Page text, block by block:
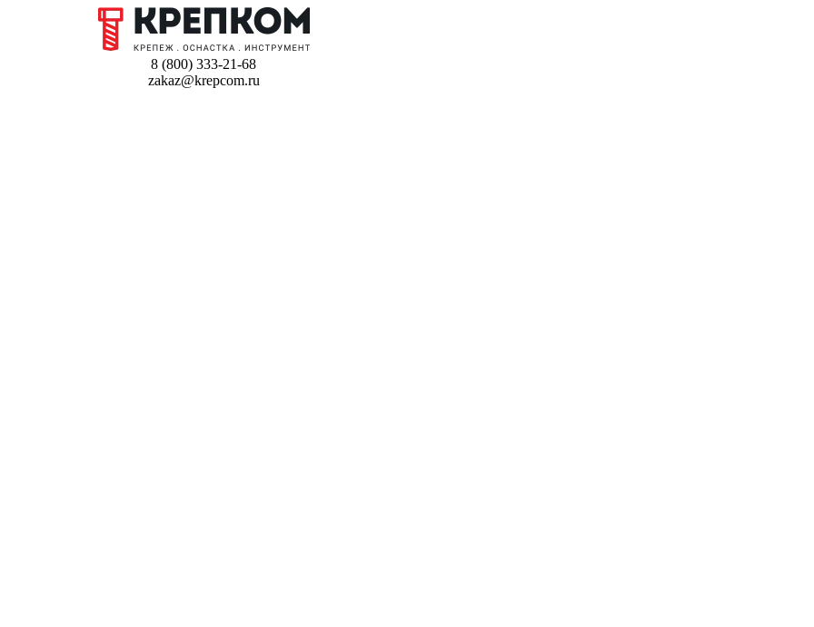
8 (800) 333-21-68
zakaz@krepcom.ru